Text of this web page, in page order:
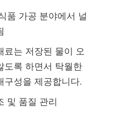
품 가공 분야에서 널
료는 저장된 물이 오
도록 하면서 탁월한
구성을 제공합니다.
및 품질 관리